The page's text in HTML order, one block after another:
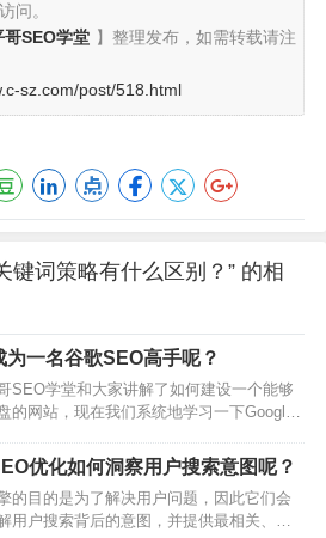
问。
哥SEO学堂 】整理发布，如需转载请注
sz.com/post/518.html
键词策略有什么区别？” 的相
为一名谷歌SEO高手呢？
SEO学堂和大家讲解了如何建设一个能够
的网站，现在我们系统地学习一下Google
询盘的好首页》等系列文章。学习搜索引
SEO）并没有一个固定的模式，你向每个
业者询问是如何学习的，恐怕得到的都是
法。但这不意味着你就没有头绪开始了，
优化如何洞察用户搜索意图呢？
的目的是为了解决用户问题，因此它们会
用户搜索背后的意图，并提供最相关、最